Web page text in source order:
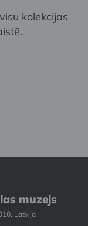
kolekcijas
muzejs
Latvija